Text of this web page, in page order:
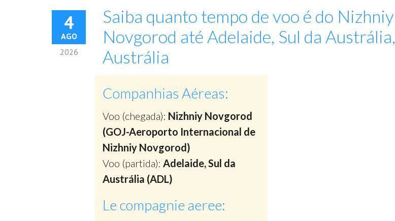
4
AGO
2026
Saiba quanto tempo de voo é do Nizhniy
Novgorod até Adelaide, Sul da Austrália,
Austrália
Companhias Aéreas:
Voo (chegada): Nizhniy Novgorod
(GOJ-Aeroporto Internacional de
Nizhniy Novgorod)
Voo (partida): Adelaide, Sul da
Austrália (ADL)
Le compagnie aeree: